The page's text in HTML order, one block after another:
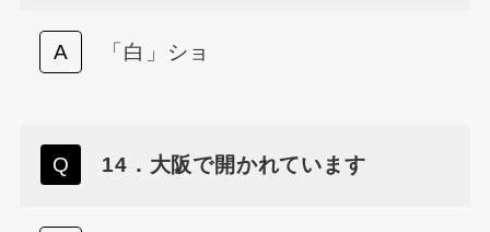
「白」ショ
14．大阪で開かれています